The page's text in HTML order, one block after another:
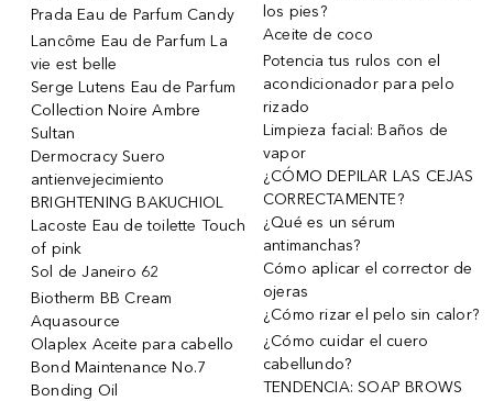
Prada Eau de Parfum Candy
Lancôme Eau de Parfum La
vie est belle
Serge Lutens Eau de Parfum
Collection Noire Ambre
Sultan
Dermocracy Suero
antienvejecimiento
BRIGHTENING BAKUCHIOL
Lacoste Eau de toilette Touch
of pink
Sol de Janeiro 62
Biotherm BB Cream
Aquasource
Olaplex Aceite para cabello
Bond Maintenance No.7
Bonding Oil
los pies?
Aceite de coco
Potencia tus rulos con el
acondicionador para pelo
rizado
Limpieza facial: Baños de
vapor
¿CÓMO DEPILAR LAS CEJAS
CORRECTAMENTE?
¿Qué es un sérum
antimanchas?
Cómo aplicar el corrector de
ojeras
¿Cómo rizar el pelo sin calor?
¿Cómo cuidar el cuero
cabellundo?
TENDENCIA: SOAP BROWS